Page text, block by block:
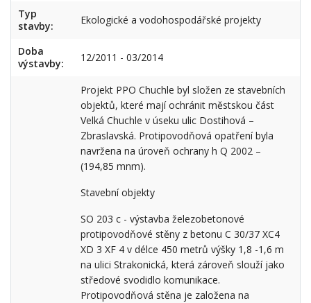
Typ
stavby:
Ekologické a vodohospodářské projekty
Doba
výstavby:
12/2011 - 03/2014
Projekt PPO Chuchle byl složen ze stavebních
objektů, které mají ochránit městskou část
Velká Chuchle v úseku ulic Dostihová –
Zbraslavská. Protipovodňová opatření byla
navržena na úroveň ochrany h Q 2002 –
(194,85 mnm).
Stavební objekty
SO 203 c - výstavba železobetonové
protipovodňové stěny z betonu C 30/37 XC4
XD 3 XF 4 v délce 450 metrů výšky 1,8 -1,6 m
na ulici Strakonická, která zároveň slouží jako
středové svodidlo komunikace.
Protipovodňová stěna je založena na